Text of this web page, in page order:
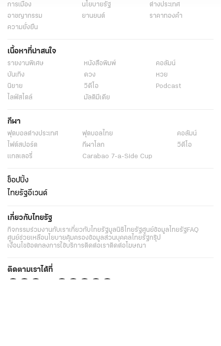
การเมือง
นโยบายรัฐ
ต่างประเทศ
อาชญากรรม
ยานยนต์
ราคาทองคำ
ความยั่งยืน
เนื้อหาที่น่าสนใจ
รายงานพิเศษ หนังสือพิมพ์
คอลัมน์
บันเทิง
ดวง
หวย
นิยาย
วิดีโอ
Podcast
ไลฟ์สไตล์
มัลติมีเดีย
กีฬา
ฟุตบอลต่่างประเทศ ฟุตบอลไทย
คอลัมน์
ไฟต์สปอร์ต
กีฬาโลก
วิดีโอ
แกลเลอรี่
Carabao 7-a-Side Cup
ช็อปปิ้ง
ไทยรัฐอีเวนต์
เกี่ยวกับไทยรัฐ
กิจกรรมร่วมงานกับเราเกี่ยวกับไทยรัฐมูลนิธิไทยรัฐศูนย์ข้อมูลไทยรัฐ FAQ
ศูนย์ช่วยเหลือนโยบายคุ้มครองข้อมูลส่วนบุคคลไทยรัฐกรุ๊ป
เงื่อนไขข้อตกลงการใช้บริการติดต่อเราติดต่อโฆษณา
ติดตามเราได้ที่